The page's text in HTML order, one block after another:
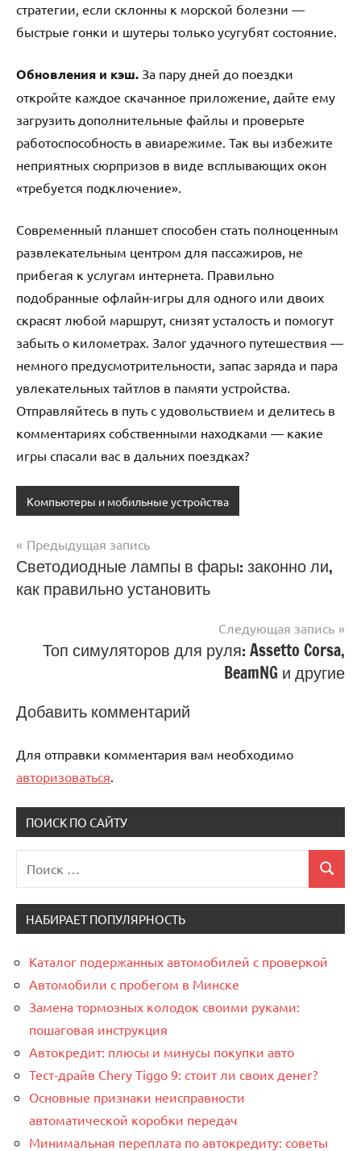
стратегии, если склонны к морской болезни —
быстрые гонки и шутеры только усугубят состояние.
Обновления и кэш. За пару дней до поездки
откройте каждое скачанное приложение, дайте ему
загрузить дополнительные файлы и проверьте
работоспособность в авиарежиме. Так вы избежите
неприятных сюрпризов в виде всплывающих окон
«требуется подключение».
Современный планшет способен стать полноценным
развлекательным центром для пассажиров, не
прибегая к услугам интернета. Правильно
подобранные офлайн-игры для одного или двоих
скрасят любой маршрут, снизят усталость и помогут
забыть о километрах. Залог удачного путешествия —
немного предусмотрительности, запас заряда и пара
увлекательных тайтлов в памяти устройства.
Отправляйтесь в путь с удовольствием и делитесь в
комментариях собственными находками — какие
игры спасали вас в дальних поездках?
Компьютеры и мобильные устройства
Навигация
по
Предыдущая запись
Светодиодные лампы в фары: законно ли,
как правильно установить
Следующая запись
Топ симуляторов для руля: Assetto Corsa,
BeamNG и другие
Добавить комментарий
Для отправки комментария вам необходимо
авторизоваться.
ПОИСК ПО САЙТУ
Поиск
для:
Поиск
НАБИРАЕТ ПОПУЛЯРНОСТЬ
Каталог подержанных автомобилей с проверкой
Автомобили с пробегом в Минске
Замена тормозных колодок своими руками:
пошаговая инструкция
Автокредит: плюсы и минусы покупки авто
Тест-драйв Chery Tiggo 9: стоит ли своих денег?
Основные признаки неисправности
автоматической коробки передач
Минимальная переплата по автокредиту: советы